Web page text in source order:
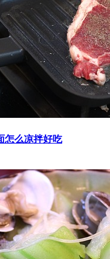
怎么凉拌好吃